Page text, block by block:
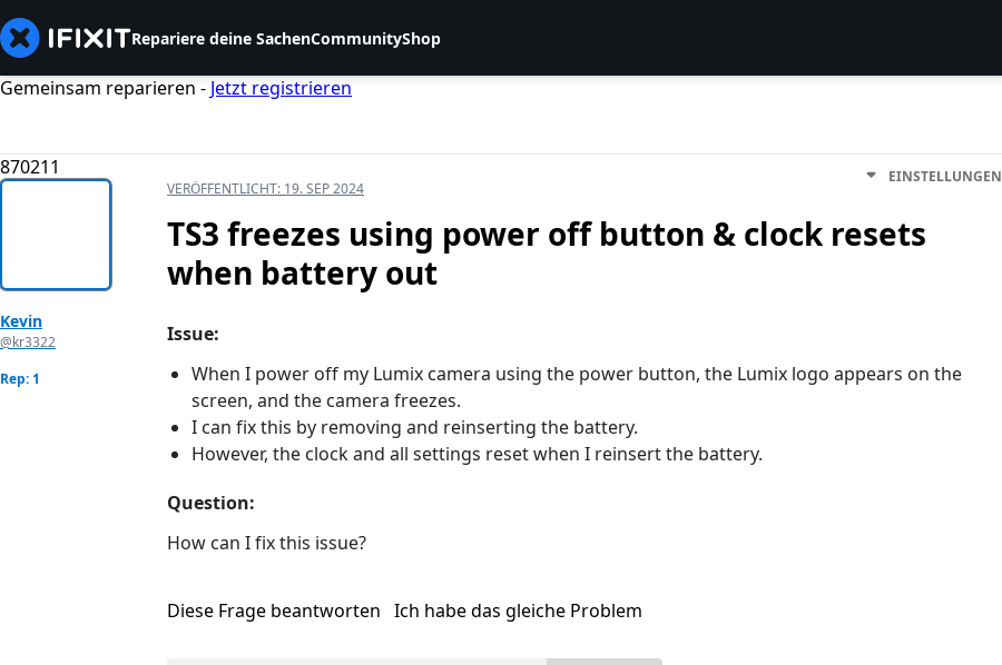
Repariere deine SachenCommunityShop
Gemeinsam reparieren - Jetzt registrieren
870211
Kevin
@kr3322
Rep: 1
VERÖFFENTLICHT: 19. SEP 2024
EINSTELLUNGEN
TS3 freezes using power off button & clock resets
when battery out
Issue:
When I power off my Lumix camera using the power button, the Lumix logo appears on the
screen, and the camera freezes.
I can fix this by removing and reinserting the battery.
However, the clock and all settings reset when I reinsert the battery.
Question:
How can I fix this issue?
Diese Frage beantworten Ich habe das gleiche Problem